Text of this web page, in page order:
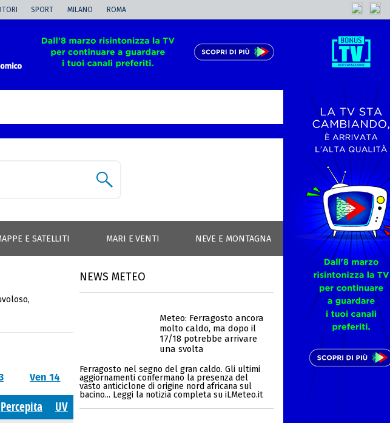
SPORT MILANO ROMA
E SATELLITI MARI E VENTI NEVE E MONTAGNA
Ven 14
Percepita UV
NEWS METEO
Meteo: Ferragosto ancora
molto caldo, ma dopo il
17/18 potrebbe arrivare
una svolta
Ferragosto nel segno del gran caldo. Gli ultimi
aggiornamenti confermano la presenza del
vasto anticiclone di origine nord africana sul
bacino... Leggi la notizia completa su iLMeteo.it